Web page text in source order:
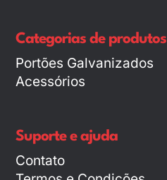
Categorias de produtos
Portões Galvanizados
Acessórios
Suporte e ajuda
Contato